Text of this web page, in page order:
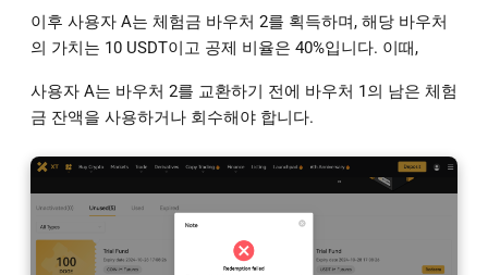
이후 사용자 A는 체험금 바우처 2를 획득하며, 해당 바우처
의 가치는 10 USDT이고 공제 비율은 40%입니다. 이때,
사용자 A는 바우처 2를 교환하기 전에 바우처 1의 남은 체험
금 잔액을 사용하거나 회수해야 합니다.